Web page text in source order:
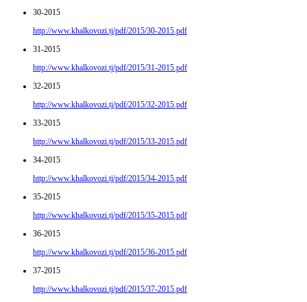
30-2015
http://www.khalkovozi.tj/pdf/2015/30-2015.pdf
31-2015
http://www.khalkovozi.tj/pdf/2015/31-2015.pdf
32-2015
http://www.khalkovozi.tj/pdf/2015/32-2015.pdf
33-2015
http://www.khalkovozi.tj/pdf/2015/33-2015.pdf
34-2015
http://www.khalkovozi.tj/pdf/2015/34-2015.pdf
35-2015
http://www.khalkovozi.tj/pdf/2015/35-2015.pdf
36-2015
http://www.khalkovozi.tj/pdf/2015/36-2015.pdf
37-2015
http://www.khalkovozi.tj/pdf/2015/37-2015.pdf